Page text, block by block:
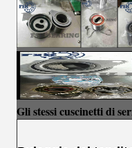
Gli stessi cuscinetti di